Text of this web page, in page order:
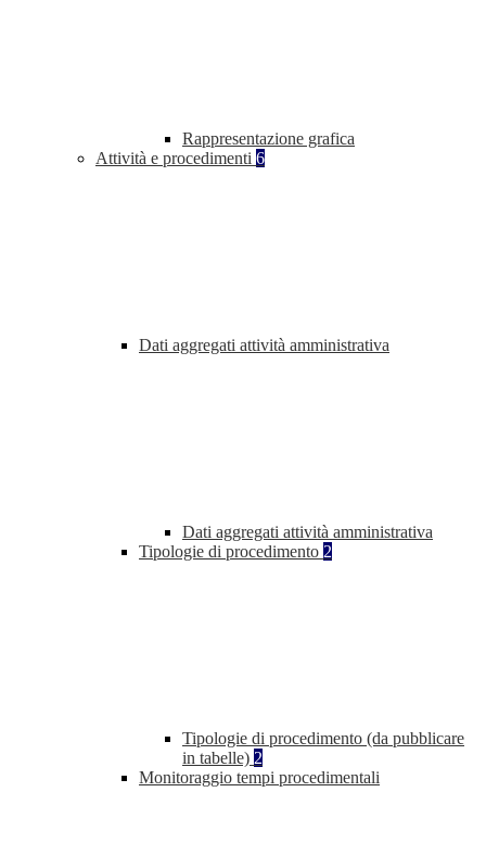
Rappresentazione grafica
Attività e procedimenti 6
Dati aggregati attività amministrativa
Dati aggregati attività amministrativa
Tipologie di procedimento 2
Tipologie di procedimento (da pubblicare
in tabelle) 2
Monitoraggio tempi procedimentali